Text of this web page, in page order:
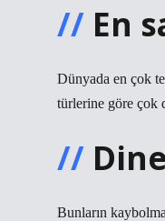
En
Dünyada en çok
türlerine göre çok
Bunların